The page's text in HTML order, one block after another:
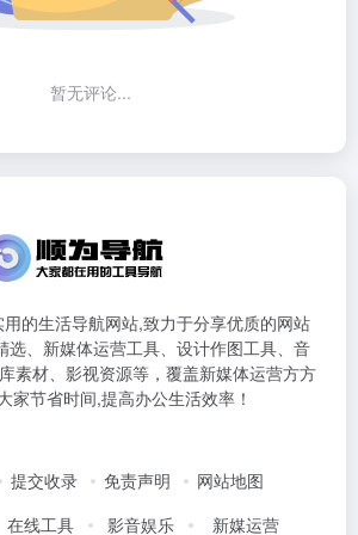
暂无评论...
的生活导航网站,致力于分享优质的网站
选、新媒体运营工具、设计作图工具、音
素材、影视资源等，覆盖新媒体运营方方
家节省时间,提高办公生活效率！
提交收录 免责声明
网站地图
在线工具 影音娱乐 新媒运营